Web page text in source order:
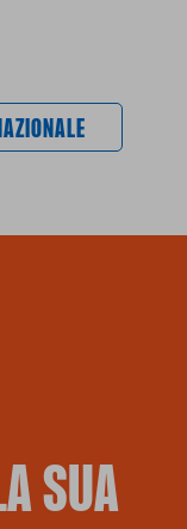
SUA